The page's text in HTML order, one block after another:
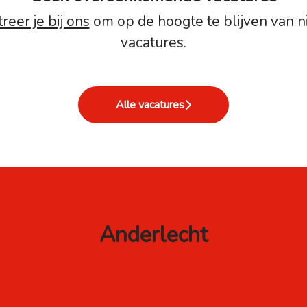
je bij ons om op de hoogte te blijven van
vacatures.
Alle vacatures
Anderlecht